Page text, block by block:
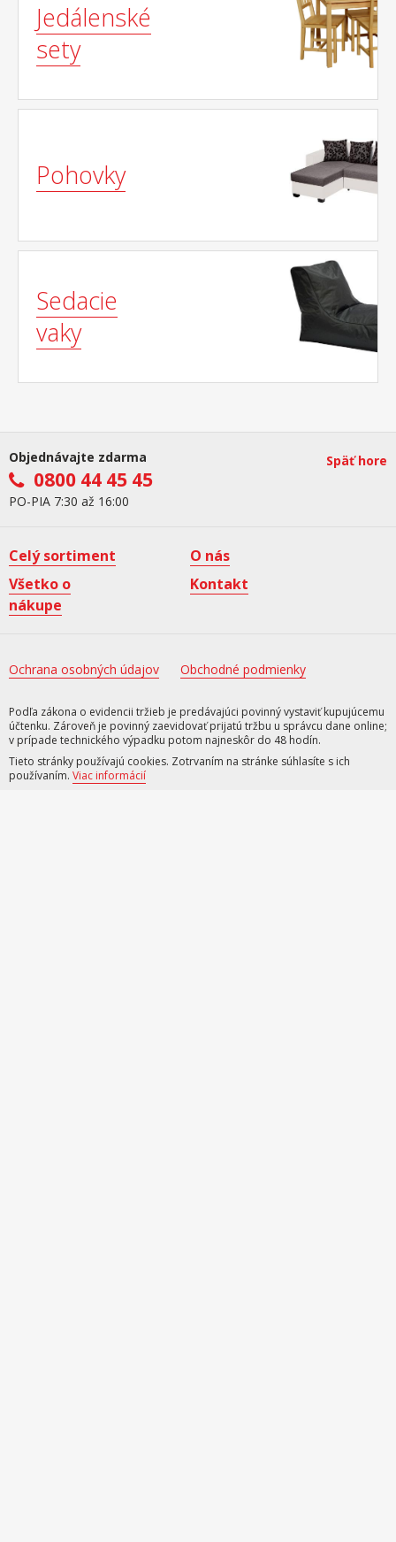
Jedálenské
sety
Pohovky
Sedacie
vaky
Objednávajte zdarma
0800 44 45 45
PO-PIA 7:30 až 16:00
Späť hore
Celý sortiment
O nás
Všetko o
nákupe
Kontakt
Ochrana osobných údajov Obchodné podmienky
Podľa zákona o evidencii tržieb je predávajúci povinný vystaviť kupujúcemu
účtenku. Zároveň je povinný zaevidovať prijatú tržbu u správcu dane online;
v prípade technického výpadku potom najneskôr do 48 hodín.
Tieto stránky používajú cookies. Zotrvaním na stránke súhlasíte s ich
používaním. Viac informácií